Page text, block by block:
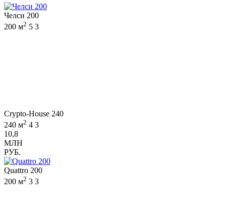
Челси 200
200 м2 5 3
Crypto-House 240
240 м2 4 3
10,8
МЛН
РУБ.
Quattro 200
200 м2 3 3